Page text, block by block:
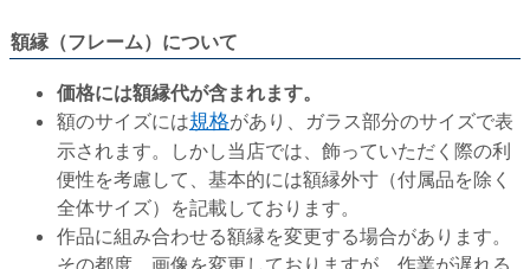
額縁（フレーム）について
価格には額縁代が含まれます。
額のサイズには規格があり、ガラス部分のサイズで表
示されます。しかし当店では、飾っていただく際の利
便性を考慮して、基本的には額縁外寸（付属品を除く
全体サイズ）を記載しております。
作品に組み合わせる額縁を変更する場合があります。
その都度、画像を変更しておりますが、作業が遅れる